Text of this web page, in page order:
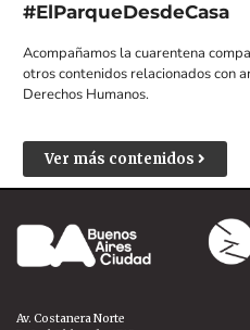
#ElParqueDesdeCasa
Acompañamos la cuarentena
otros contenidos relacionados con
Derechos Humanos.
Ver más contenidos
Av. Costanera Norte